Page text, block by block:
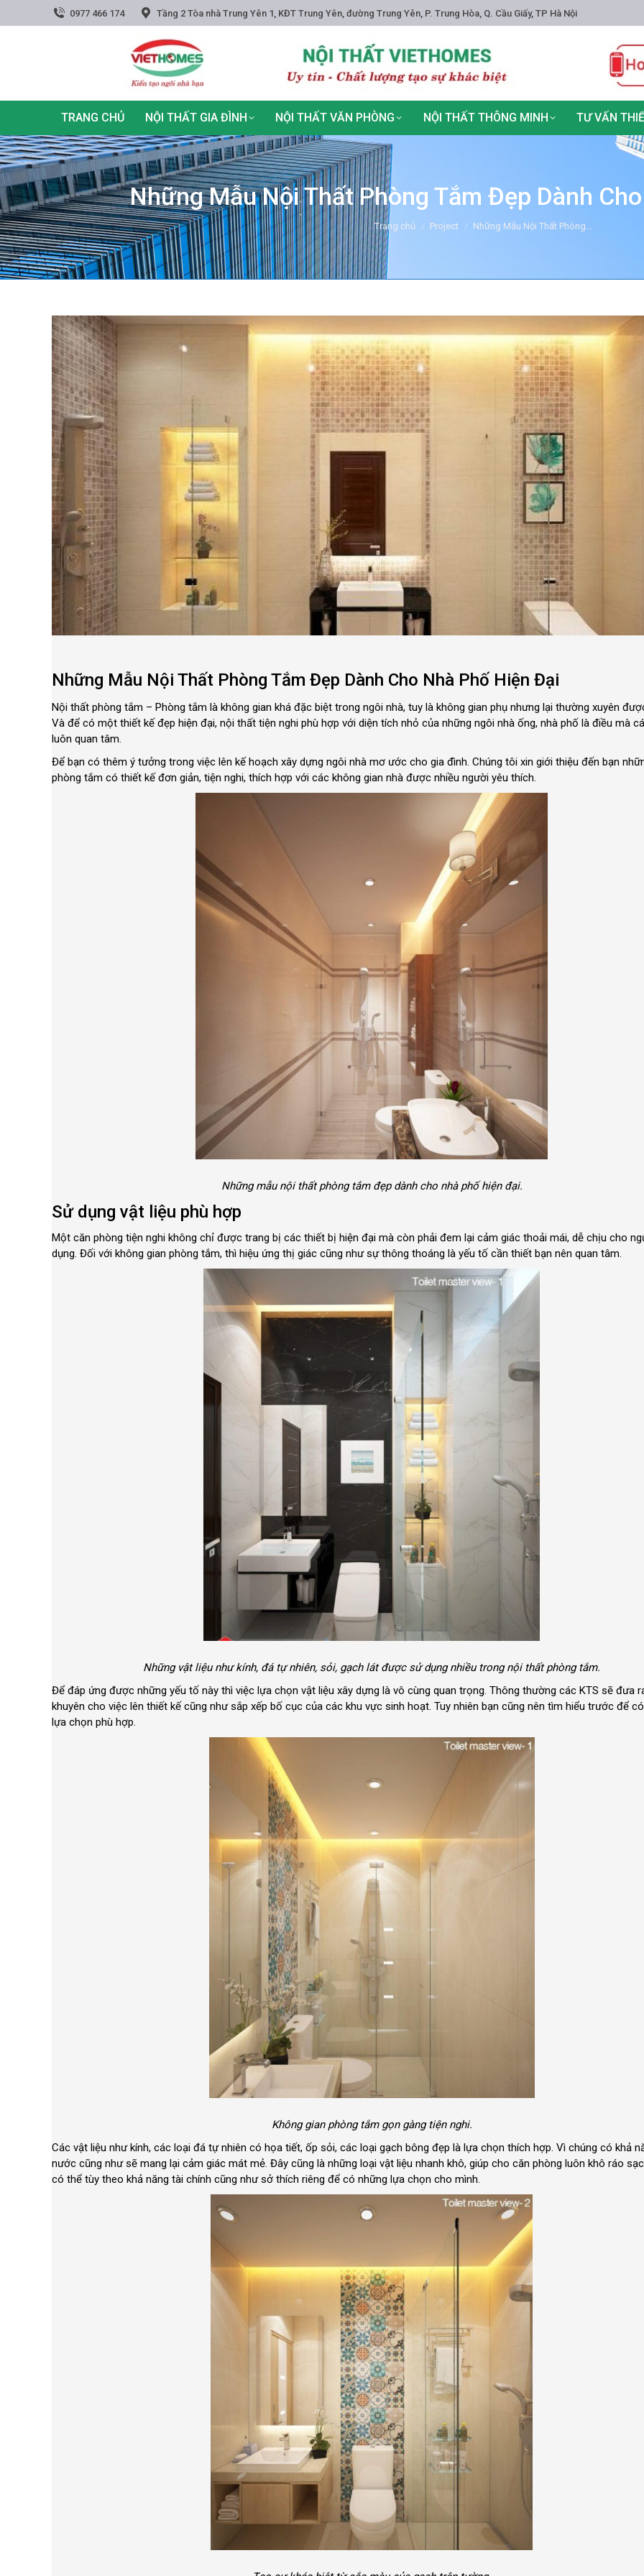
0977 466 174 Tầng 2 Tòa nhà Trung Yên 1, KĐT Trung Yên, đường Trung Yên, P. Trung Hòa, Q. Cầu Giấy, TP Hà Nội
TRANG CHỦ NỘI THẤT GIA ĐÌNH NỘI THẤT VĂN PHÒNG NỘI THẤT THÔNG MINH TƯ VẤN
Những Mẫu Nội Thất Phòng Tắm Đẹp Dành
You are here:
Trang chủ Project Những Mẫu Nội Thất Phòng…
Những Mẫu Nội Thất Phòng Tắm Đẹp Dành Cho Nhà Phố Hiện Đại
Nội thất phòng tắm – Phòng tắm là không gian khá đặc biệt trong ngôi nhà, tuy là không gian phụ nhưng lại thường xuyên
Và để có một thiết kế đẹp hiện đại, nội thất tiện nghi phù hợp với diện tích nhỏ của những ngôi nhà ống, nhà phố là điều mà
luôn quan tâm.
Để bạn có thêm ý tưởng trong việc lên kế hoạch xây dựng ngôi nhà mơ ước cho gia đình. Chúng tôi xin giới thiệu đến bạn
phòng tắm có thiết kế đơn giản, tiện nghi, thích hợp với các không gian nhà được nhiều người yêu thích.
Những mẫu nội thất phòng tắm đẹp dành cho nhà phố hiện đại.
Sử dụng vật liệu phù hợp
Một căn phòng tiện nghi không chỉ được trang bị các thiết bị hiện đại mà còn phải đem lại cảm giác thoải mái, dễ chịu cho
dụng. Đối với không gian phòng tắm, thì hiệu ứng thị giác cũng như sự thông thoáng là yếu tố cần thiết bạn nên quan tâm.
Những vật liệu như kính, đá tự nhiên, sỏi, gạch lát được sử dụng nhiều trong nội thất phòng tắm.
Để đáp ứng được những yếu tố này thì việc lựa chọn vật liệu xây dựng là vô cùng quan trọng. Thông thường các KTS sẽ đưa
khuyên cho việc lên thiết kế cũng như sắp xếp bố cục của các khu vực sinh hoạt. Tuy nhiên bạn cũng nên tìm hiểu trước để
lựa chọn phù hợp.
Không gian phòng tắm gọn gàng tiện nghi.
Các vật liệu như kính, các loại đá tự nhiên có họa tiết, ốp sỏi, các loại gạch bông đẹp là lựa chọn thích hợp. Vì chúng có khả
nước cũng như sẽ mang lại cảm giác mát mẻ. Đây cũng là những loại vật liệu nhanh khô, giúp cho căn phòng luôn khô ráo
có thể tùy theo khả năng tài chính cũng như sở thích riêng để có những lựa chọn cho mình.